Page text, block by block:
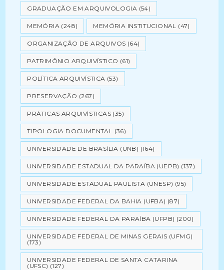
GRADUAÇÃO EM ARQUIVOLOGIA (54)
MEMÓRIA (248) MEMÓRIA INSTITUCIONAL (47)
ORGANIZAÇÃO DE ARQUIVOS (64)
PATRIMÔNIO ARQUIVÍSTICO (61)
POLÍTICA ARQUIVÍSTICA (53)
PRESERVAÇÃO (267)
PRÁTICAS ARQUIVÍSTICAS (35)
TIPOLOGIA DOCUMENTAL (36)
UNIVERSIDADE DE BRASÍLIA (UNB) (164)
UNIVERSIDADE ESTADUAL DA PARAÍBA (UEPB) (137)
UNIVERSIDADE ESTADUAL PAULISTA (UNESP) (95)
UNIVERSIDADE FEDERAL DA BAHIA (UFBA) (87)
UNIVERSIDADE FEDERAL DA PARAÍBA (UFPB) (200)
UNIVERSIDADE FEDERAL DE MINAS GERAIS (UFMG)
(173)
UNIVERSIDADE FEDERAL DE SANTA CATARINA
(UFSC) (127)